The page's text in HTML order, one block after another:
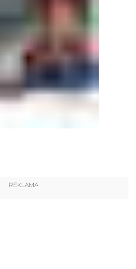
REKLAMA